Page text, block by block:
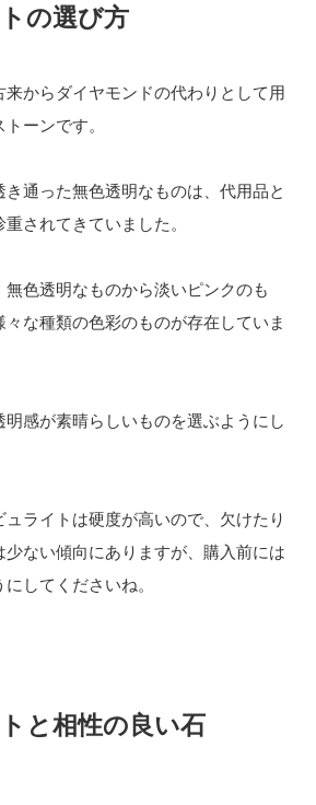
の選び方
来からダイヤモンドの代わりとして用
ーンです。
通った無色透明なものは、代用品と
されてきていました。
無色透明なものから淡いピンクのも
な種類の色彩のものが存在していま
感が素晴らしいものを選ぶようにし
ュライトは硬度が高いので、欠けたり
ない傾向にありますが、購入前には
してくださいね。
と相性の良い石